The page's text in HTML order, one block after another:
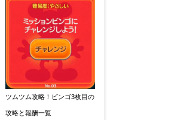
ツムツム攻略！ビンゴ3枚目の
攻略と報酬一覧